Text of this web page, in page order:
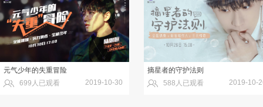
元气少年的失重冒险
699人已观看
2019-10-30
摘星者的守护法则
588人已观看
2019-10-